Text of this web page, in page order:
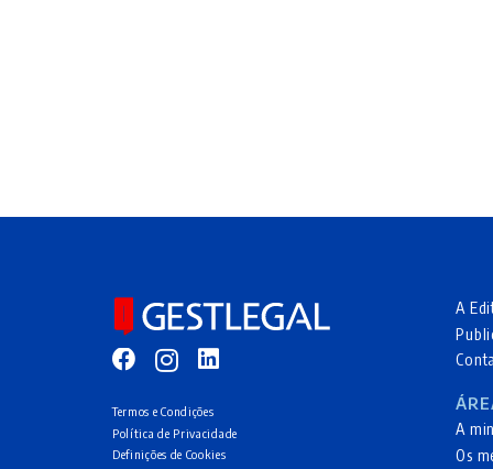
Termos e Condições
Política de Privacidade
Definições de Cookies
A
A
Os